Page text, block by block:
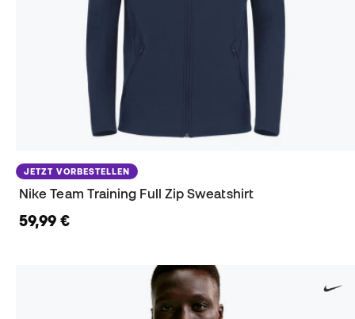
JETZT VORBESTELLEN
Nike Team Training Full Zip Sweatshirt
59,99 €